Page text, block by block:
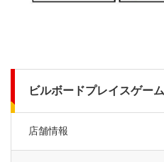
ビルボードプレイスゲー
店舗情報